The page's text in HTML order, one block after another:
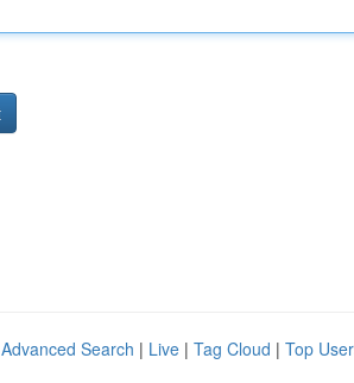
Advanced Search | Live | Tag Cloud | Top